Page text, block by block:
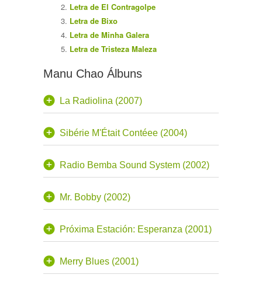
Letra de El Contragolpe
Letra de Bixo
Letra de Minha Galera
Letra de Tristeza Maleza
Manu Chao Álbuns
La Radiolina (2007)
Sibérie M'Était Contéee (2004)
Radio Bemba Sound System (2002)
Mr. Bobby (2002)
Próxima Estación: Esperanza (2001)
Merry Blues (2001)